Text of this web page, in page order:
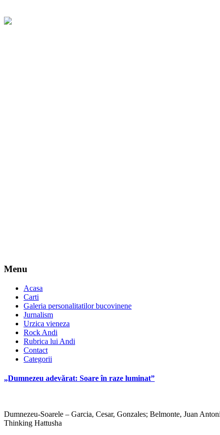
Menu
Acasa
Carti
Galeria personalitatilor bucovinene
Jurnalism
Urzica vieneza
Rock Andi
Rubrica lui Andi
Contact
Categorii
„Dumnezeu adevărat: Soare în raze luminat”
Dumnezeu-Soarele – Garcia, Cesar, Gonzales; Belmonte, Juan
Thinking Hattusha